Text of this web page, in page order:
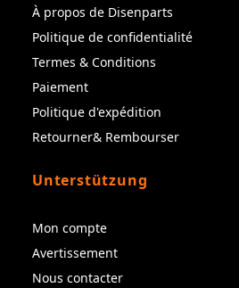
À propos de Disenparts
Politique de confidentialité
Termes & Conditions
Paiement
Politique d'expédition
Retourner& Rembourser
Unterstützung
Mon compte
Avertissement
Nous contacter